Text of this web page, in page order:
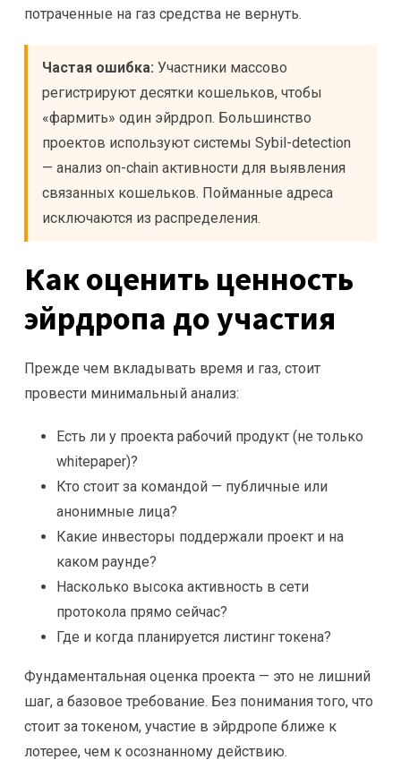
потраченные на газ средства не вернуть.
Частая ошибка: Участники массово
регистрируют десятки кошельков, чтобы
«фармить» один эйрдроп. Большинство
проектов используют системы Sybil-detection
— анализ on-chain активности для выявления
связанных кошельков. Пойманные адреса
исключаются из распределения.
Как оценить ценность
эйрдропа до участия
Прежде чем вкладывать время и газ, стоит
провести минимальный анализ:
Есть ли у проекта рабочий продукт (не только
whitepaper)?
Кто стоит за командой — публичные или
анонимные лица?
Какие инвесторы поддержали проект и на
каком раунде?
Насколько высока активность в сети
протокола прямо сейчас?
Где и когда планируется листинг токена?
Фундаментальная оценка проекта — это не лишний
шаг, а базовое требование. Без понимания того, что
стоит за токеном, участие в эйрдропе ближе к
лотерее, чем к осознанному действию.